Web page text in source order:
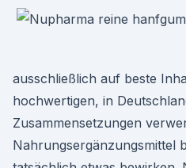
ausschließlich auf beste
hochwertigen, in
Zusammensetzungen
Nahrungsergänzungsmittel